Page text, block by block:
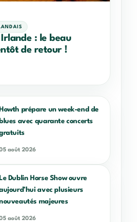
: le beau
de retour !
Howth prépare un week-end de
blues avec quarante concerts
août 2026
Le Dublin Horse Show ouvre
avec plusieurs
majeures
août 2026